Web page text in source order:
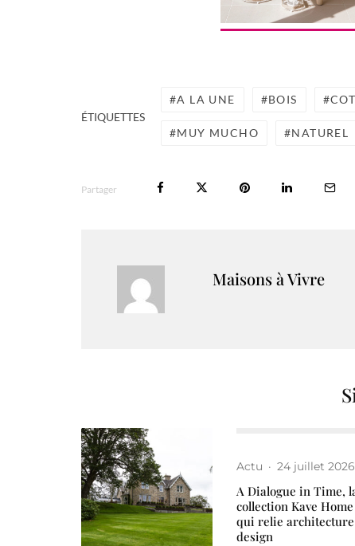
ÉTIQUETTES
A LA UNE BOIS
MUY MUCHO NATUREL
Partager
Maisons à Vivre
Actu · 24 juillet 2026
A Dialogue in Time,
collection Kave Home
qui relie
design